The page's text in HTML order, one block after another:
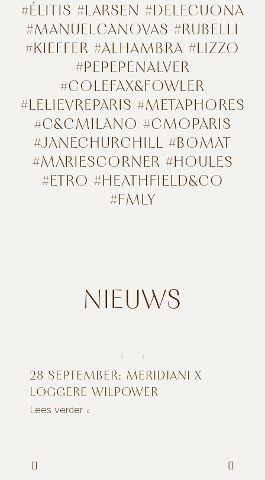
#ÉLITIS #LARSEN #DELECUONA
#MANUELCANOVAS #RUBELLI
#KIEFFER #ALHAMBRA #LIZZO
#PEPEPENALVER
#COLEFAX&FOWLER
#LELIEVREPARIS #METAPHORES
#C&CMILANO #CMOPARIS
#JANECHURCHILL #BOMAT
#MARIESCORNER #HOULES
#ETRO #HEATHFIELD&CO
#FMLY
NIEUWS
28 SEPTEMBER: MERIDIANI X
LOGGERE WILPOWER
Lees verder